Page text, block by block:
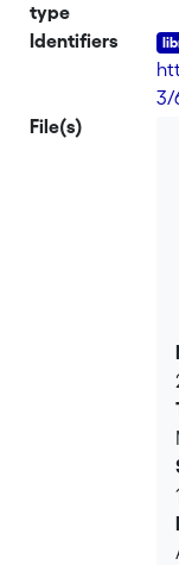
type
Identifiers
3/
File(s)